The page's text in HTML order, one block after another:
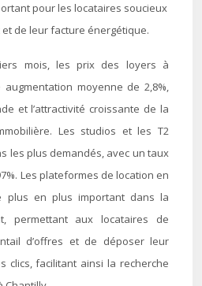
pour les locataires soucieux
et de leur facture énergétique.
mois, les prix des loyers à
moyenne de 2,8%,
et l’attractivité croissante de la
Les studios et les T2
les plus demandés, avec un taux
Les plateformes de location en
plus en plus important dans la
permettant aux locataires de
d’offres et de déposer leur
clics, facilitant ainsi la recherche